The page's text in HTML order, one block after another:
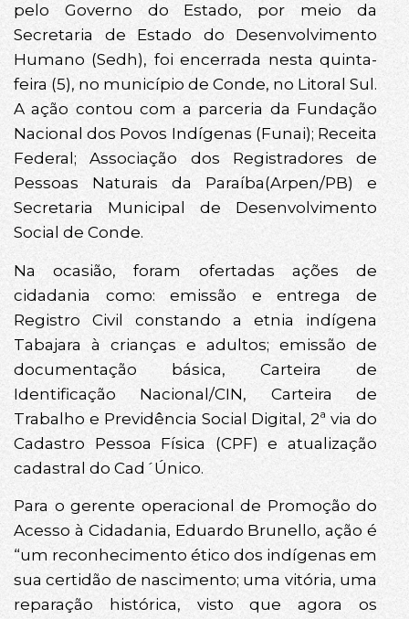
pelo Governo do Estado, por meio da
Secretaria de Estado do Desenvolvimento
Humano (Sedh), foi encerrada nesta quinta-
feira (5), no município de Conde, no Litoral Sul.
A ação contou com a parceria da Fundação
Nacional dos Povos Indígenas (Funai); Receita
Federal; Associação dos Registradores de
Pessoas Naturais da Paraíba(Arpen/PB) e
Secretaria Municipal de Desenvolvimento
Social de Conde.
Na ocasião, foram ofertadas ações de
cidadania como: emissão e entrega de
Registro Civil constando a etnia indígena
Tabajara à crianças e adultos; emissão de
documentação básica, Carteira de
Identificação Nacional/CIN, Carteira de
Trabalho e Previdência Social Digital, 2ª via do
Cadastro Pessoa Física (CPF) e atualização
cadastral do Cad´Único.
Para o gerente operacional de Promoção do
Acesso à Cidadania, Eduardo Brunello, ação é
“um reconhecimento ético dos indígenas em
sua certidão de nascimento; uma vitória, uma
reparação histórica, visto que agora os